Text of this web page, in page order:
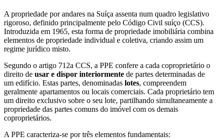
A propriedade por andares na Suíça assenta num quadro legislativo
rigoroso, definido principalmente pelo Código Civil suíço (CCS).
Introduzida em 1965, esta forma de propriedade imobiliária combina
elementos de propriedade individual e coletiva, criando assim um
regime jurídico misto.
Segundo o artigo 712a CCS, a PPE confere a cada coproprietário o
direito de usar e dispor interiormente de partes determinadas de
um edifício. Estas partes, denominadas lotes, compreendem
geralmente apartamentos ou locais comerciais. Cada proprietário tem
um direito exclusivo sobre o seu lote, partilhando simultaneamente a
propriedade das partes comuns do imóvel com os demais
coproprietários.
A PPE caracteriza-se por três elementos fundamentais: